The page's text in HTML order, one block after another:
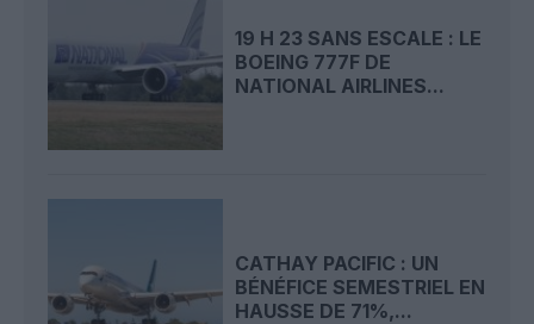
19 H 23 SANS ESCALE : LE
BOEING 777F DE
NATIONAL AIRLINES...
CATHAY PACIFIC : UN
BÉNÉFICE SEMESTRIEL EN
HAUSSE DE 71%,...